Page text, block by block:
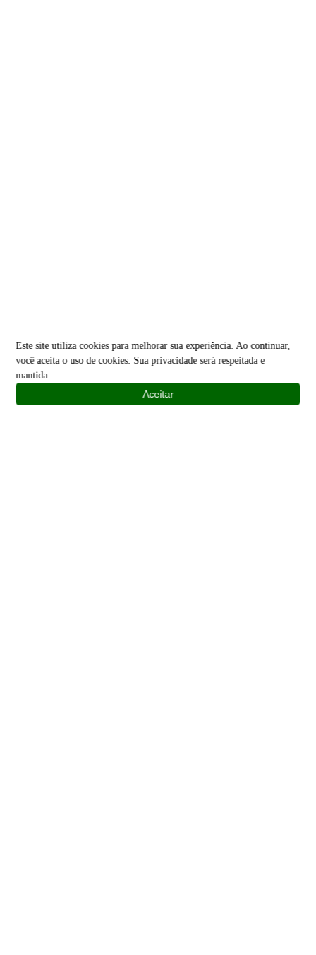
Este site utiliza cookies para melhorar sua experiência. Ao continuar,
você aceita o uso de cookies. Sua privacidade será respeitada e
mantida.
Aceitar